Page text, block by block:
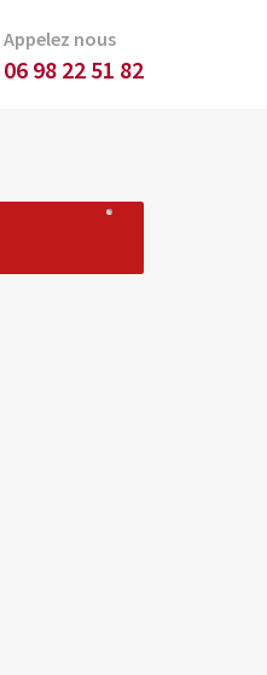
Appelez nous
06 98 22 51 82